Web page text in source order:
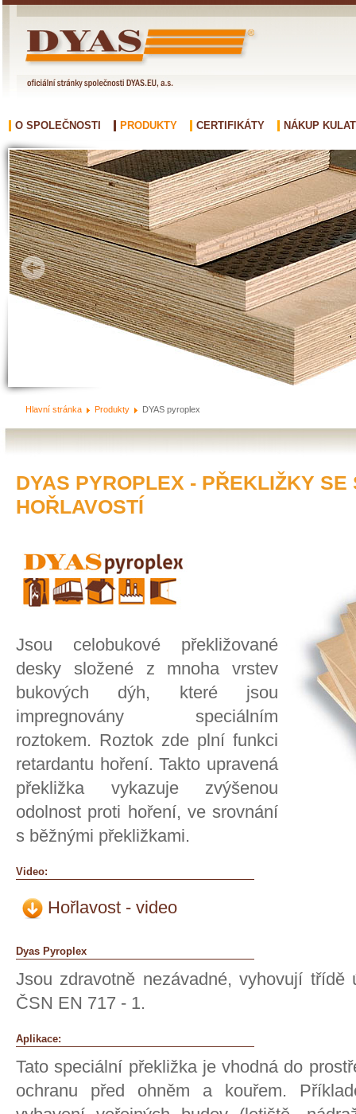
O SPOLEČNOSTI PRODUKTY CERTIFIKÁTY NÁKUP
Hlavní stránka Produkty DYAS pyroplex
DYAS PYROPLEX - PŘEKLIŽKY SE
HOŘLAVOSTÍ
Jsou celobukové překližované
desky složené z mnoha vrstev
bukových dýh, které jsou
impregnovány speciálním
roztokem. Roztok zde plní funkci
retardantu hoření. Takto upravená
překližka vykazuje zvýšenou
odolnost proti hoření, ve srovnání
s běžnými překližkami.
Video:
Hořlavost - video
Dyas Pyroplex
Jsou zdravotně nezávadné, vyhovují třídě
ČSN EN 717 - 1.
Aplikace:
Tato speciální překližka je vhodná do
ochranu před ohněm a kouřem.